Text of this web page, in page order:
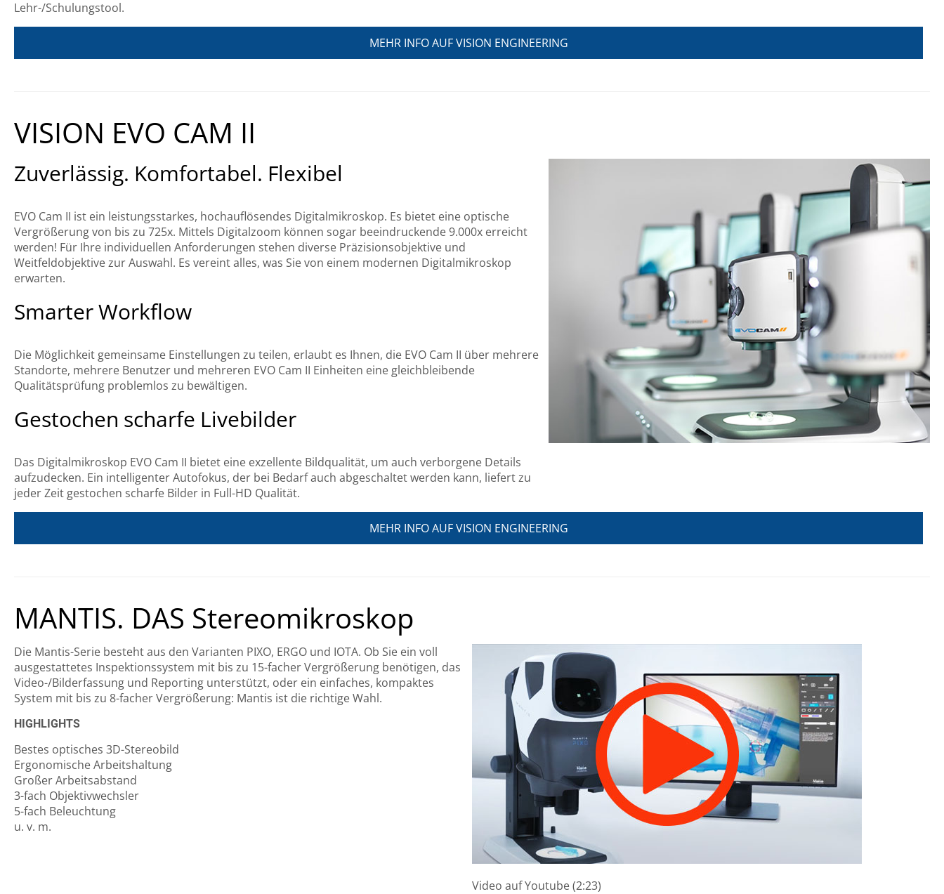
Lehr-/Schulungstool.
MEHR INFO AUF VISION ENGINEERING
VISION EVO CAM II
Zuverlässig. Komfortabel. Flexibel
EVO Cam II ist ein leistungsstarkes, hochauflösendes Digitalmikroskop. Es bietet eine optische
Vergrößerung von bis zu 725x. Mittels Digitalzoom können sogar beeindruckende 9.000x erreicht
werden! Für Ihre individuellen Anforderungen stehen diverse Präzisionsobjektive und
Weitfeldobjektive zur Auswahl. Es vereint alles, was Sie von einem modernen Digitalmikroskop
erwarten.
Smarter Workflow
Die Möglichkeit gemeinsame Einstellungen zu teilen, erlaubt es Ihnen, die EVO Cam II über mehrere
Standorte, mehrere Benutzer und mehreren EVO Cam II Einheiten eine gleichbleibende
Qualitätsprüfung problemlos zu bewältigen.
Gestochen scharfe Livebilder
Das Digitalmikroskop EVO Cam II bietet eine exzellente Bildqualität, um auch verborgene Details
aufzudecken. Ein intelligenter Autofokus, der bei Bedarf auch abgeschaltet werden kann, liefert zu
jeder Zeit gestochen scharfe Bilder in Full-HD Qualität.
MEHR INFO AUF VISION ENGINEERING
MANTIS. DAS Stereomikroskop
Die Mantis-Serie besteht aus den Varianten PIXO, ERGO und IOTA. Ob Sie ein voll
ausgestattetes Inspektionssystem mit bis zu 15-facher Vergrößerung benötigen, das
Video-/Bilderfassung und Reporting unterstützt, oder ein einfaches, kompaktes
System mit bis zu 8-facher Vergrößerung: Mantis ist die richtige Wahl.
HIGHLIGHTS
Bestes optisches 3D-Stereobild
Ergonomische Arbeitshaltung
Großer Arbeitsabstand
3-fach Objektivwechsler
5-fach Beleuchtung
u. v. m.
Video auf Youtube (2:23)